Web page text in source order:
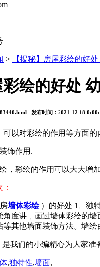
> 【揭秘】房屋彩绘的好
彩绘的好处
发布时间：2021-12-18
以对彩绘的作用等方面
饰作用.
，彩绘的作用可以大大增
墙体彩绘 ）的好处 1、独
度讲，画过墙体彩绘的
其他墙面装饰方法。墙
是我们的小编精心为大家
,独特性,墙面,